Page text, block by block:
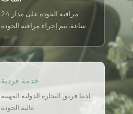
مراقبة الجودة على مدار 24
ساعة. يتم إجراء مراقبة الجودة
على مدار 24 ساعة في اليوم
باستخدام نظام ضمان الجودة
USTER لضمان اتساق الجودة لدينا.
خدمة فردية
لدينا فريق التجارة الدولية المهنية
عالية الجودة